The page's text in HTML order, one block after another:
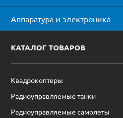
Аппаратура и электроника
КАТАЛОГ ТОВАРОВ
Квадрокоптеры
Радиоуправляемые танки
Радиоуправляемые самолеты